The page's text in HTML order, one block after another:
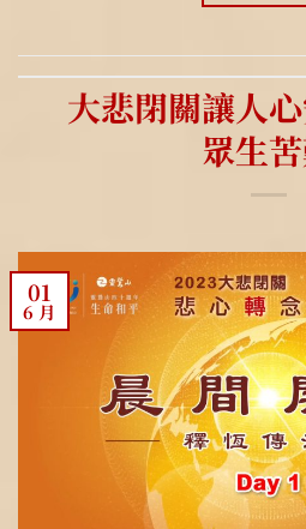
大悲閉關讓人
眾生
01
6 月